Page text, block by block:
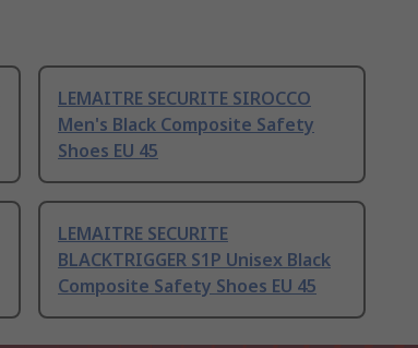
LEMAITRE SECURITE SIROCCO
Men's Black Composite Safety
Shoes EU 45
LEMAITRE SECURITE
BLACKTRIGGER S1P Unisex Black
Composite Safety Shoes EU 45